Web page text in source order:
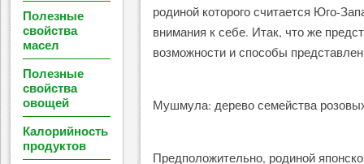
родиной которого считается Юго-
внимания к себе. Итак, что же
возможности и способы
Мушмула: дерево семейства
Предположительно, родиной
Полезные
свойства
масел
Полезные
свойства
овощей
Калорийность
продуктов